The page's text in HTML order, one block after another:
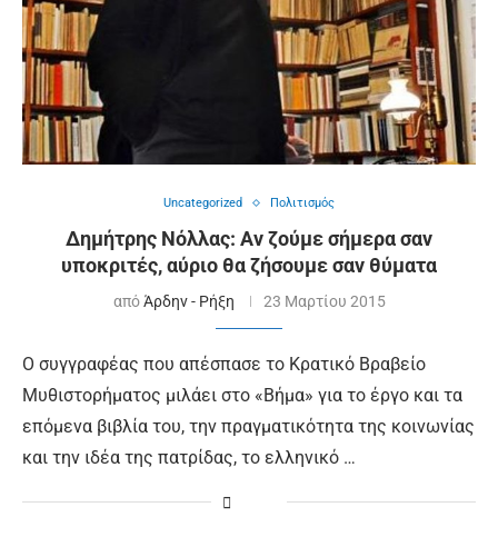
Uncategorized Πολιτισμός
Δημήτρης Νόλλας: Αν ζούμε σήμερα σαν
υποκριτές, αύριο θα ζήσουμε σαν θύματα
απόΆρδην - Ρήξη 23 Μαρτίου 2015
Ο συγγραφέας που απέσπασε το Κρατικό Βραβείο
Μυθιστορήματος μιλάει στο «Βήμα» για το έργο και τα
επόμενα βιβλία του, την πραγματικότητα της κοινωνίας
και την ιδέα της πατρίδας, το ελληνικό …